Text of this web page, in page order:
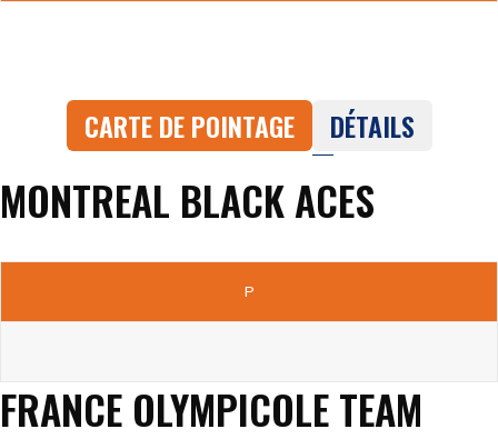
CARTE DE POINTAGE DÉTAILS
MONTREAL BLACK ACES
P
FRANCE OLYMPICOLE TEAM